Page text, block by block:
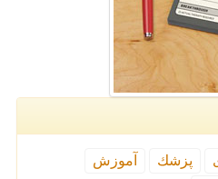
پزشك
آموزش